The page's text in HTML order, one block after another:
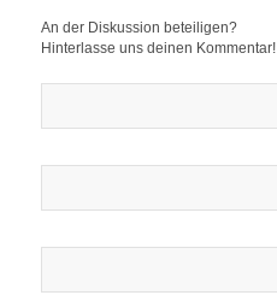
An der Diskussion beteiligen?
Hinterlasse uns deinen Kommentar!